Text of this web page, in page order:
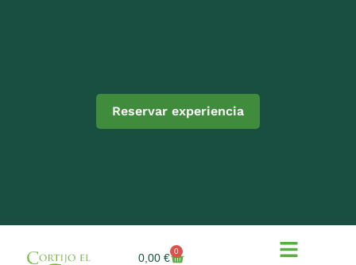
Reservar experiencia
0,00 €
0